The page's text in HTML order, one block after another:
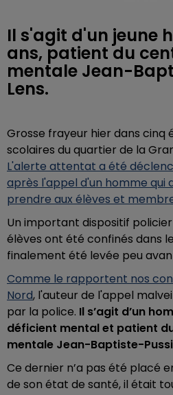
Il s'agit d'un jeune
ans, patient du
mentale Jean-
Lens.
Grosse frayeur hier dans cinq
scolaires du quartier de la
L'alerte attentat a été
après l'appel d'un homme qui
prendre aux élèves et
Un important dispositif
élèves ont été confinés dans
finalement été levée peu
Comme le rapportent nos
Nord, l'auteur de l'appel
par la police. Il s’agit d’un
déficient mental et patient
mentale Jean-Baptiste-
Ce dernier n’a pas été placé
de son état de santé, il était